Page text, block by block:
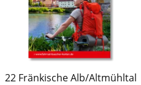
22 Fränkische Alb/Altmühltal